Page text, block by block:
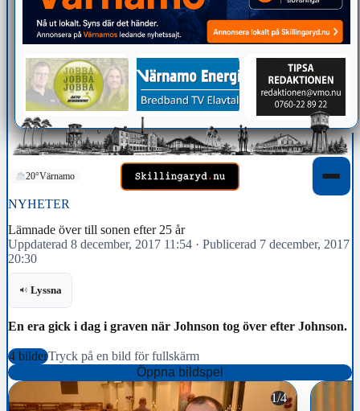
20°Värnamo
NYHETER
Lämnade över till sonen efter 25 år
Uppdaterad 8 december, 2017 11:54 · Publicerad 7 december, 2017
20:30
Lyssna
En era gick i dag i graven när Johnson tog över efter Johnson.
4 bilderTryck på en bild för fullskärm
Öppna bildspel
1/4